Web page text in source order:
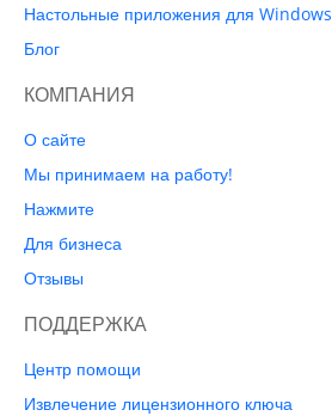
Настольные приложения для Windows
Блог
КОМПАНИЯ
О сайте
Мы принимаем на работу!
Нажмите
Для бизнеса
Отзывы
ПОДДЕРЖКА
Центр помощи
Извлечение лицензионного ключа